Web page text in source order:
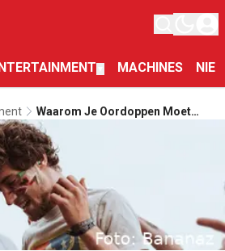
MACHINES
Waarom Je Oordoppen Moet
Dragen Als Je Naar Een Festival
Gaat